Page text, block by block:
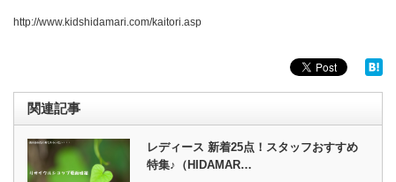
http://www.kidshidamari.com/kaitori.asp
関連記事
レディース 新着25点！スタッフおすすめ
特集♪（HIDAMAR…